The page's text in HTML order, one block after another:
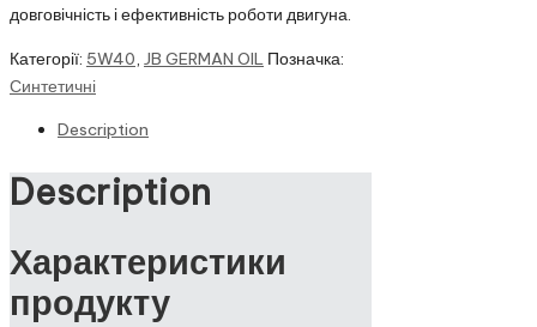
довговічність і ефективність роботи двигуна.
Категорії: 5W40, JB GERMAN OIL Позначка:
Синтетичні
Description
Description
Характеристики
продукту